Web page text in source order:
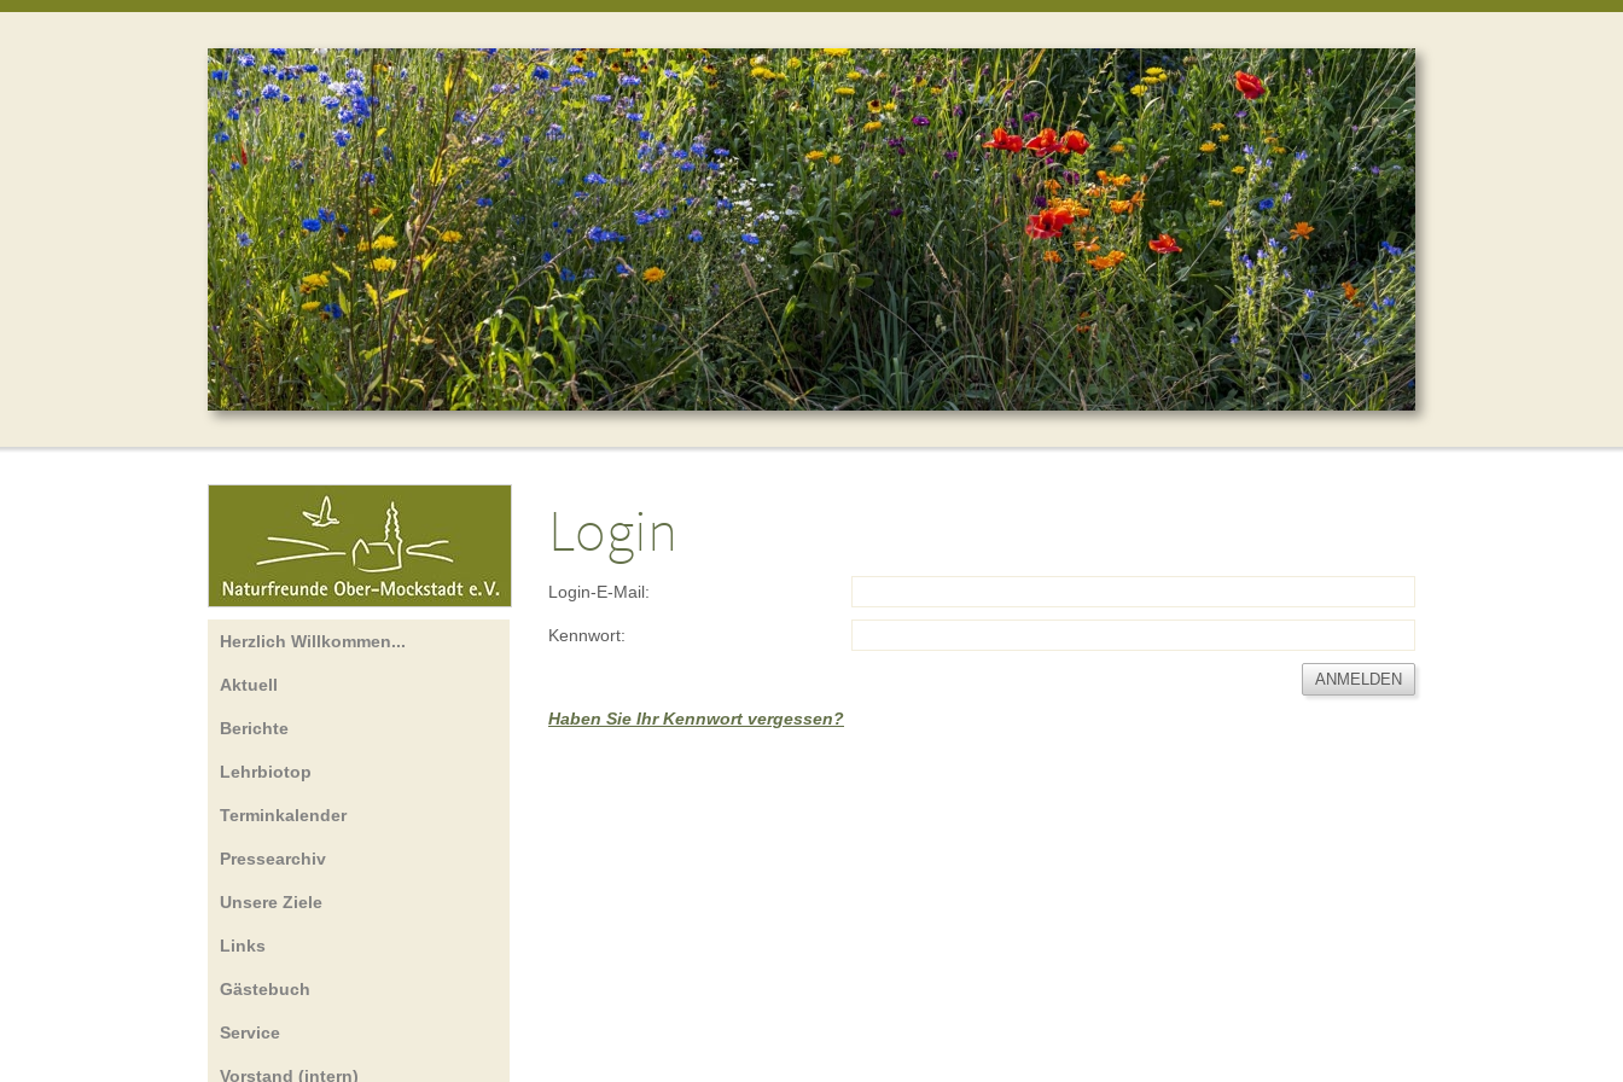
Herzlich Willkommen...
Aktuell
Berichte
Lehrbiotop
Terminkalender
Pressearchiv
Unsere Ziele
Links
Gästebuch
Service
Vorstand (intern)
Login
Login-E-Mail:
Kennwort:
Haben Sie Ihr Kennwort vergessen?